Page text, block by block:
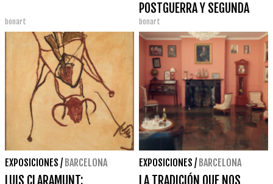
bonart
POSTGUERRA Y SEGUNDA
VANGUARDIA"
bonart
EXPOSICIONES / BARCELONA
LUIS CLARAMUNT:
EXPOSICIONES / BARCELONA
LA TRADICIÓN QUE NOS